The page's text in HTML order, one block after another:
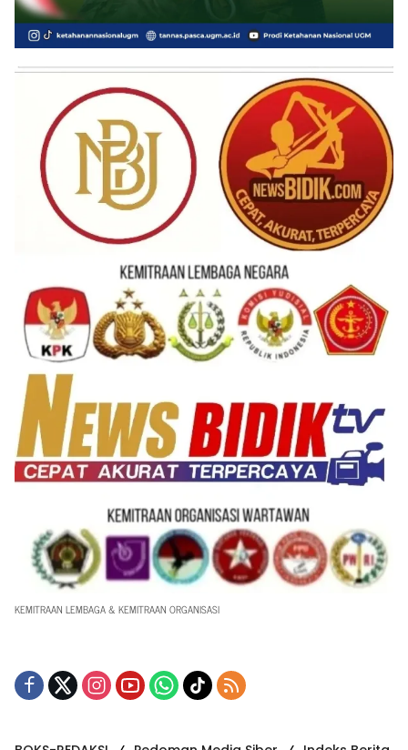
KEMITRAAN LEMBAGA & KEMITRAAN ORGANISASI